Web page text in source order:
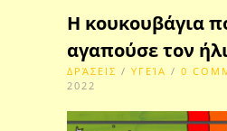
H κουκουβάγια
αγαπούσε τον
ΔΡΆΣΕΙΣ / ΥΓΕΊΑ / 0
2022